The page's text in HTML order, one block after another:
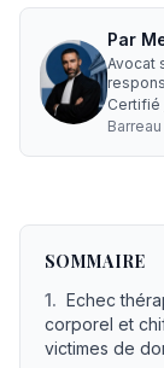
Par
Avocat
Certifié
SOMMAIRE
1. Echec
corporel et
victimes de